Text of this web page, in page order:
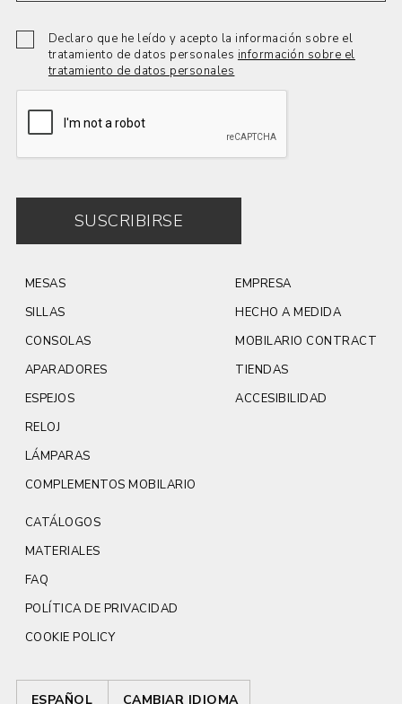
Declaro que he leído y acepto la información sobre el
tratamiento de datos personales información sobre el
tratamiento de datos personales
SUSCRIBIRSE
MESAS
SILLAS
CONSOLAS
APARADORES
ESPEJOS
RELOJ
LÁMPARAS
COMPLEMENTOS MOBILARIO
EMPRESA
HECHO A MEDIDA
MOBILARIO CONTRACT
TIENDAS
ACCESIBILIDAD
CATÁLOGOS
MATERIALES
FAQ
POLÍTICA DE PRIVACIDAD
COOKIE POLICY
ESPAÑOL CAMBIAR IDIOMA